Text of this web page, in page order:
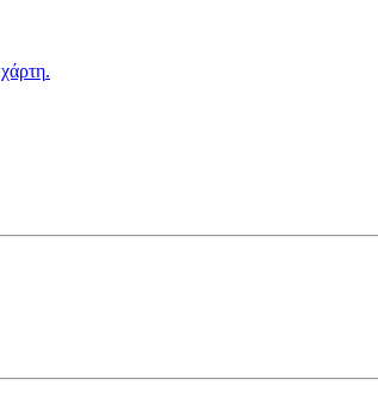
χάρτη.